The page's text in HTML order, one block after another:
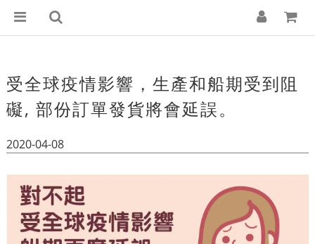
受全球疫情影響，生產和船期受到阻
礙, 部份訂單發貨將會延誤。
2020-04-08